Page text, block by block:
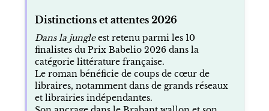
Distinctions et attentes 2026
Dans la jungleest retenu parmi les 10
finalistes du Prix Babelio 2026 dans la
catégorie littérature française.
Le roman bénéficie de coups de cœur de
libraires, notamment dans de grands réseaux
et librairies indépendantes.